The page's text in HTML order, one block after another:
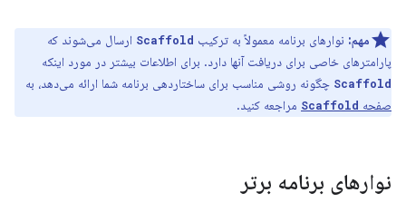
مهم: نوارهای برنامه معمولاً به ترکیب Scaffold ارسال می‌شوند که
پارامترهای خاصی برای دریافت آنها دارد. برای اطلاعات بیشتر در مورد اینکه
Scaffold چگونه روشی مناسب برای ساختاردهی برنامه شما ارائه می‌دهد، به
صفحه Scaffold مراجعه کنید.
نوارهای برنامه برتر